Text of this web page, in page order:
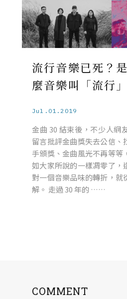
流行音樂已死？
麼音樂叫「流行」
Jul.01.2019
金曲 30 結束後，不少人網
留言批評金曲獎失去公信、
手頒獎、金曲風光不再等等
如大家所說的一樣凋零了，
對一個音樂品味的轉折，就
解。 走過 30 年的 ……
COMMENT